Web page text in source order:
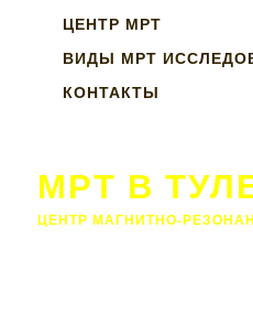
ЦЕНТР МРТ
ВИДЫ МРТ
КОНТАКТЫ
МРТ В
ЦЕНТР МАГНИТНО-